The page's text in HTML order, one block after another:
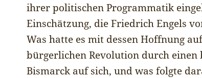
ihrer politischen Programmatik
Einschätzung, die Friedrich Engels
Was hatte es mit dessen Hoffnung
bürgerlichen Revolution durch
Bismarck auf sich, und was folgte